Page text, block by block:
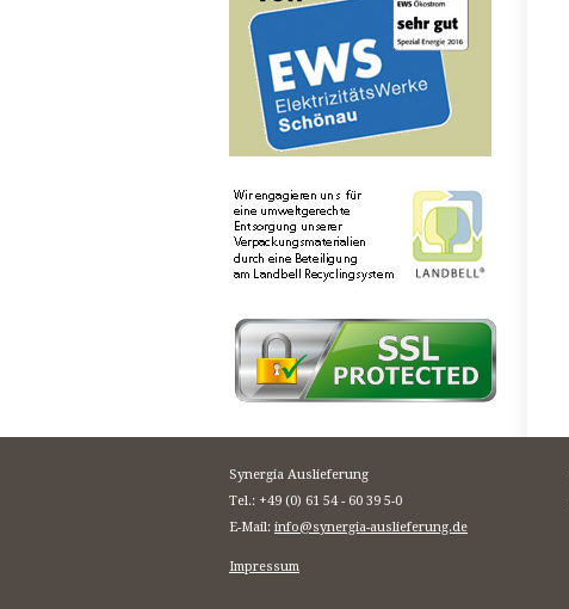
Synergia Auslieferung
Tel.: +49 (0) 61 54 - 60 39 5-0
E-Mail: info@synergia-auslieferung.de
Impressum